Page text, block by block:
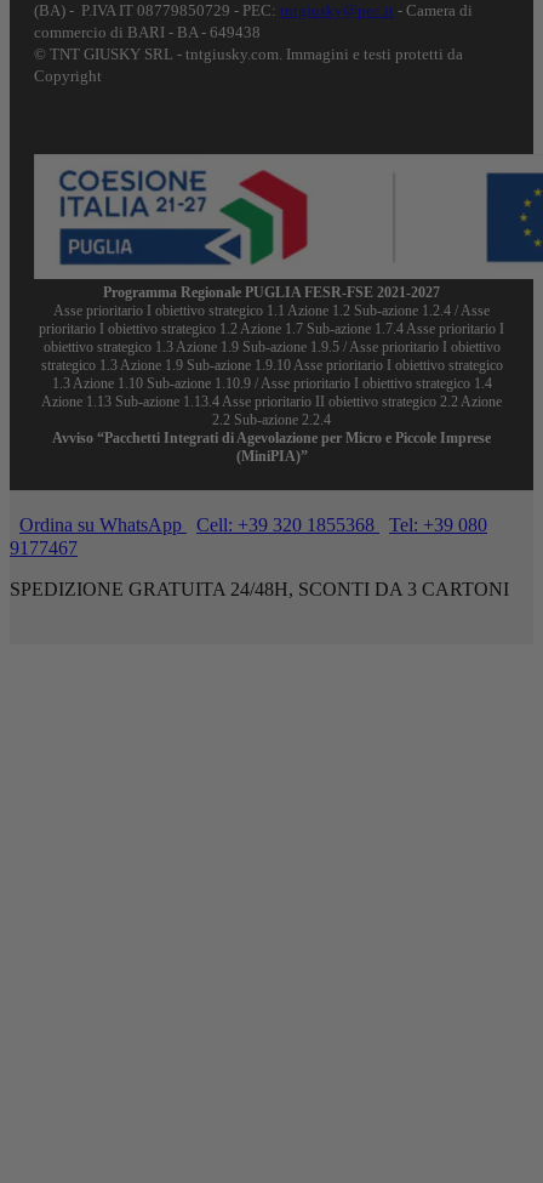
(BA) - P.IVA IT 08779850729 - PEC: tntgiusky@pec.it - Camera di
commercio di BARI - BA - 649438
© TNT GIUSKY SRL - tntgiusky.com. Immagini e testi protetti da
Copyright
Programma Regionale PUGLIA FESR-FSE 2021-2027
Asse prioritario I obiettivo strategico 1.1 Azione 1.2 Sub-azione 1.2.4 / Asse
prioritario I obiettivo strategico 1.2 Azione 1.7 Sub-azione 1.7.4 Asse prioritario I
obiettivo strategico 1.3 Azione 1.9 Sub-azione 1.9.5 / Asse prioritario I obiettivo
strategico 1.3 Azione 1.9 Sub-azione 1.9.10 Asse prioritario I obiettivo strategico
1.3 Azione 1.10 Sub-azione 1.10.9 / Asse prioritario I obiettivo strategico 1.4
Azione 1.13 Sub-azione 1.13.4 Asse prioritario II obiettivo strategico 2.2 Azione
2.2 Sub-azione 2.2.4
Avviso “Pacchetti Integrati di Agevolazione per Micro e Piccole Imprese
(MiniPIA)”
Ordina su WhatsApp Cell: +39 320 1855368
Tel: +39 080
9177467
SPEDIZIONE GRATUITA 24/48H, SCONTI DA 3 CARTONI